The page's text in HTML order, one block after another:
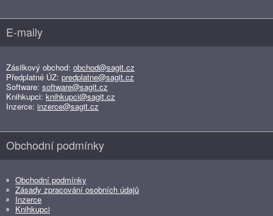
E-maily
Zásilkový obchod: obchod@sagit.cz
Předplatné ÚZ: predplatne@sagit.cz
Software: software@sagit.cz
Knihkupci: knihkupci@sagit.cz
Inzerce: inzerce@sagit.cz
Obchodní podmínky
Obchodní podmínky
Zásady zpracování osobních údajů
Inzerce
Knihkupci